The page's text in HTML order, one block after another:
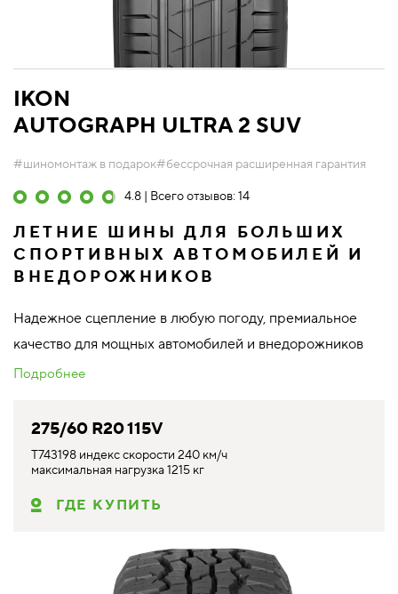
IKON
AUTOGRAPH ULTRA 2 SUV
#шиномонтаж в подарок#бессрочная расширенная гарантия
4.8 | Всего отзывов: 14
ЛЕТНИЕ ШИНЫ ДЛЯ БОЛЬШИХ
СПОРТИВНЫХ АВТОМОБИЛЕЙ И
ВНЕДОРОЖНИКОВ
Надежное сцепление в любую погоду, премиальное
качество для мощных автомобилей и внедорожников
Подробнее
275/60 R20 115V
T743198 индекс скорости 240 км/ч
максимальная нагрузка 1215 кг
ГДЕ КУПИТЬ